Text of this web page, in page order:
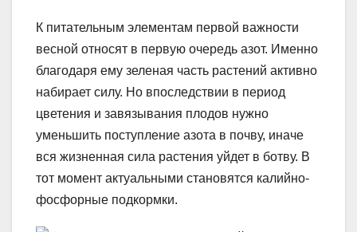
К питательным элементам первой важности
весной относят в первую очередь азот. Именно
благодаря ему зеленая часть растений активно
набирает силу. Но впоследствии в период
цветения и завязывания плодов нужно
уменьшить поступление азота в почву, иначе
вся жизненная сила растения уйдет в ботву. В
тот момент актуальными становятся калийно-
фосфорные подкормки.